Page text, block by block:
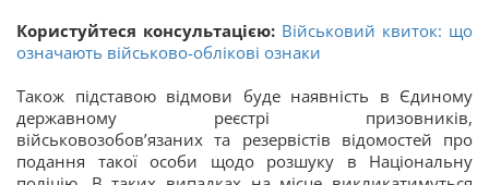
Користуйтеся консультацією: Військовий квиток: що
означають військово-облікові ознаки
Також підставою відмови буде наявність в Єдиному
державному реєстрі призовників,
військовозобов’язаних та резервістів відомостей про
подання такої особи щодо розшуку в Національну